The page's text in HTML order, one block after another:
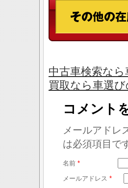
中古車検索な
買取なら車選
コメント
メールアドレ
は必須項目で
名前 *
メールアドレス *